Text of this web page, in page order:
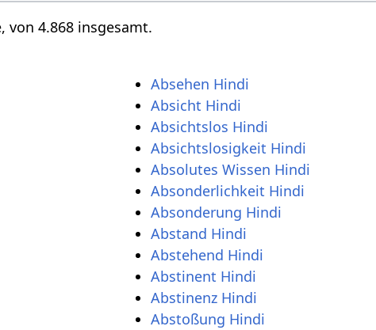
von 4.868 insgesamt.
Absehen Hindi
Absicht Hindi
Absichtslos Hindi
Absichtslosigkeit Hindi
Absolutes Wissen Hindi
Absonderlichkeit Hindi
Absonderung Hindi
Abstand Hindi
Abstehend Hindi
Abstinent Hindi
Abstinenz Hindi
Abstoßung Hindi